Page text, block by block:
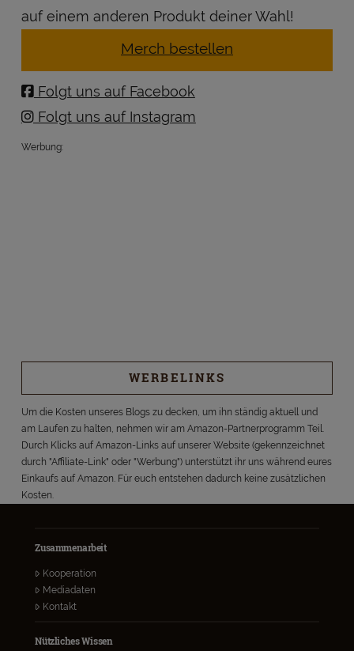
auf einem anderen Produkt deiner Wahl!
Merch bestellen
Folgt uns auf Facebook
Folgt uns auf Instagram
Werbung:
WERBELINKS
Um die Kosten unseres Blogs zu decken, um ihn ständig aktuell und
am Laufen zu halten, nehmen wir am Amazon-Partnerprogramm Teil.
Durch Klicks auf Amazon-Links auf unserer Website (gekennzeichnet
durch "Affiliate-Link" oder "Werbung") unterstützt ihr uns während eures
Einkaufs auf Amazon. Für euch entstehen dadurch keine zusätzlichen
Kosten.
Zusammenarbeit
Kooperation
Mediadaten
Kontakt
Nützliches Wissen